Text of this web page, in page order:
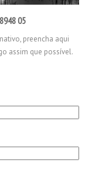
05
preencha aqui
assim que possível.